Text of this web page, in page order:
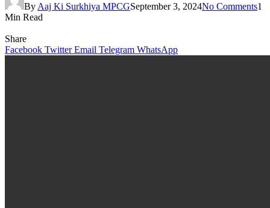
By Aaj Ki Surkhiya MPCGSeptember 3, 2024No Comments1
Min Read
Share
Facebook Twitter Email Telegram WhatsApp